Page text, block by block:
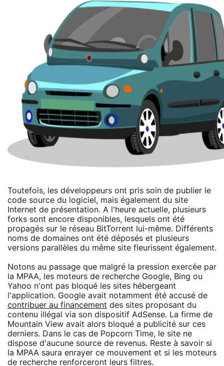
Toutefois, les développeurs ont pris soin de publier le
code source du logiciel, mais également du site
Internet de présentation. A l'heure actuelle, plusieurs
forks sont encore disponibles, lesquels ont été
propagés sur le réseau BitTorrent lui-même. Différents
noms de domaines ont été déposés et plusieurs
versions parallèles du même site fleurissent également.
Notons au passage que malgré la pression exercée par
la MPAA, les moteurs de recherche Google, Bing ou
Yahoo n'ont pas bloqué les sites hébergeant
l'application. Google avait notamment été accusé de
contribuer au financement des sites proposant du
contenu illégal via son dispositif AdSense. La firme de
Mountain View avait alors bloqué a publicité sur ces
derniers. Dans le cas de Popcorn Time, le site ne
dispose d'aucune source de revenus. Reste à savoir si
la MPAA saura enrayer ce mouvement et si les moteurs
de recherche renforceront leurs filtres.